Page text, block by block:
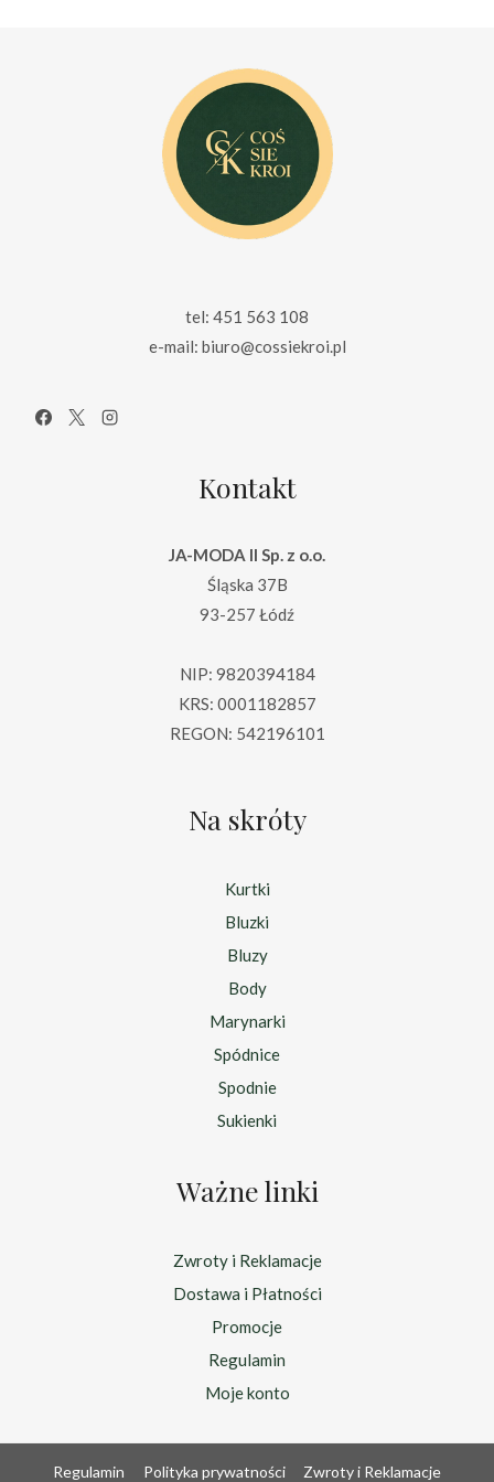
tel: 451 563 108
e-mail: biuro@cossiekroi.pl
Kontakt
JA-MODA II Sp. z o.o.
Śląska 37B
93-257 Łódź
NIP: 9820394184
KRS: 0001182857
REGON: 542196101
Na skróty
Kurtki
Bluzki
Bluzy
Body
Marynarki
Spódnice
Spodnie
Sukienki
Ważne linki
Zwroty i Reklamacje
Dostawa i Płatności
Promocje
Regulamin
Moje konto
Regulamin Polityka prywatności Zwroty i Reklamacje